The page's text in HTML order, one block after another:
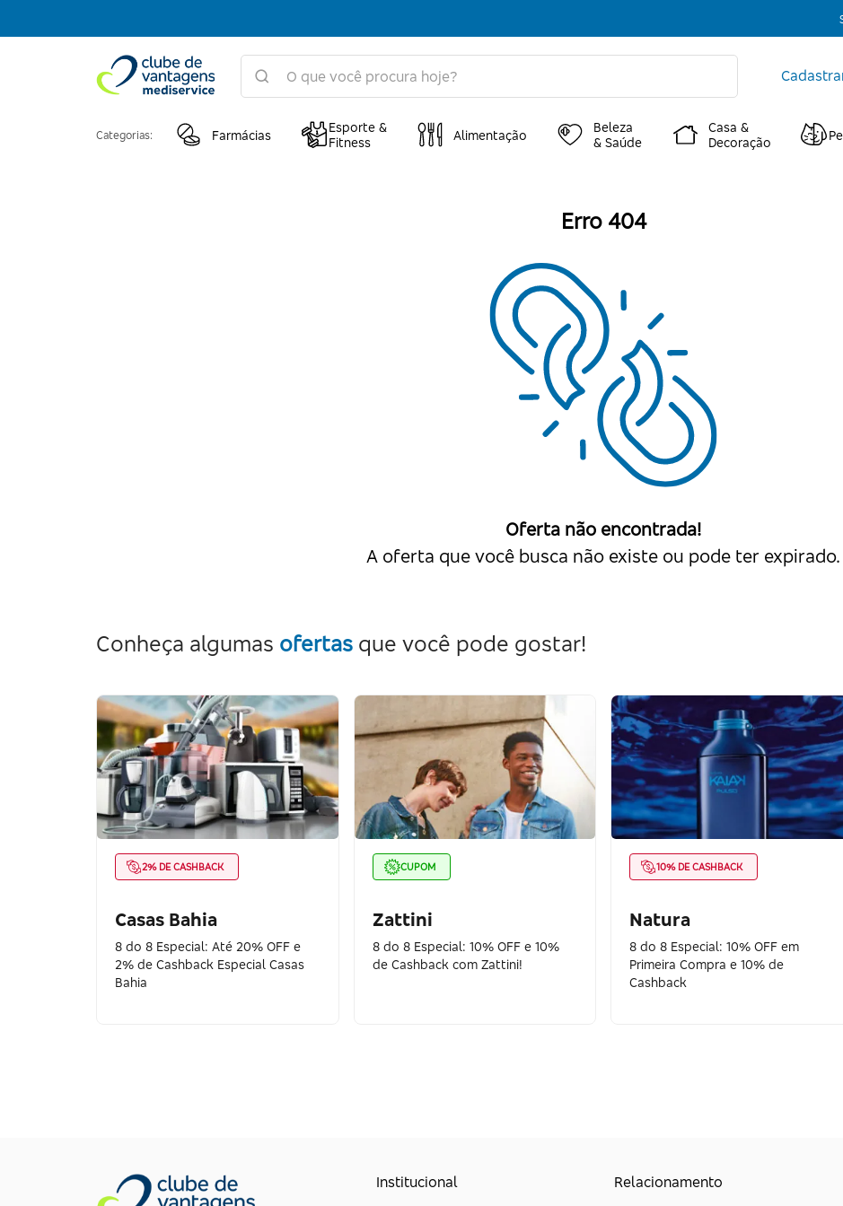
Categorias: Farmácias
Esporte &
Fitness
Alimentação
Beleza
& Saúde
Casa &
Decoração
Erro 404
Oferta não encontrada!
A oferta que você busca não existe ou pode ter expirado.
Conheça algumas ofertas que você pode gostar!
2% DE CASHBACK
Casas Bahia
8 do 8 Especial: Até 20% OFF e
2% de Cashback Especial Casas
Bahia
CUPOM
Zattini
8 do 8 Especial: 10% OFF e 10%
de Cashback com Zattini!
10% DE CASHBACK
Natura
8 do 8 Especial: 10% OFF em
Primeira Compra e 10% de
Cashback
Institucional
Relacionamento